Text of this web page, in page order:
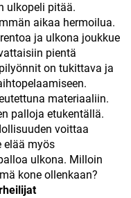
ulkopeli pitää.
aikaa hermoilua.
ja ulkona joukkue
pientä
on tukittava ja
materiaaliin.
palloja etukentällä.
voittaa
elää myös
ulkona. Milloin
kone ollenkaan?